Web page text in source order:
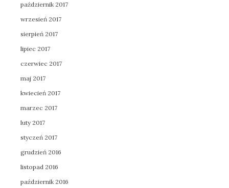
październik 2017
wrzesień 2017
sierpień 2017
lipiec 2017
czerwiec 2017
maj 2017
kwiecień 2017
marzec 2017
luty 2017
styczeń 2017
grudzień 2016
listopad 2016
październik 2016